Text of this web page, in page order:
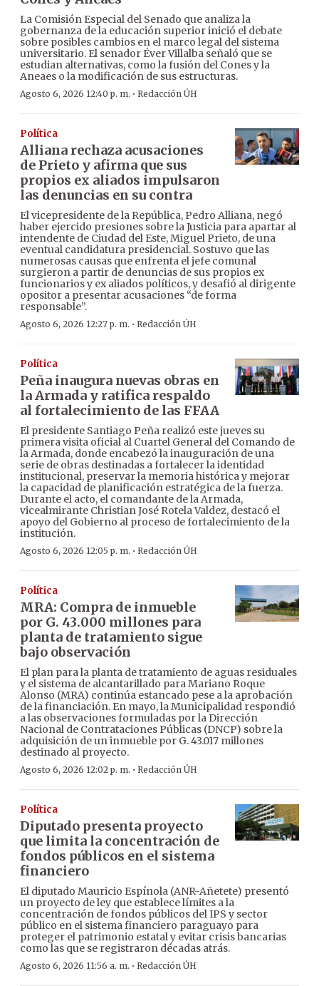
La Comisión Especial del Senado que analiza la
gobernanza de la educación superior inició el debate
sobre posibles cambios en el marco legal del sistema
universitario. El senador Éver Villalba señaló que se
estudian alternativas, como la fusión del Cones y la
Aneaes o la modificación de sus estructuras.
Agosto 6, 2026 12:40 p. m. · Redacción ÚH
Política
Alliana rechaza acusaciones
de Prieto y afirma que sus
propios ex aliados impulsaron
las denuncias en su contra
El vicepresidente de la República, Pedro Alliana, negó
haber ejercido presiones sobre la Justicia para apartar al
intendente de Ciudad del Este, Miguel Prieto, de una
eventual candidatura presidencial. Sostuvo que las
numerosas causas que enfrenta el jefe comunal
surgieron a partir de denuncias de sus propios ex
funcionarios y ex aliados políticos, y desafió al dirigente
opositor a presentar acusaciones “de forma
responsable”.
Agosto 6, 2026 12:27 p. m. · Redacción ÚH
Política
Peña inaugura nuevas obras en
la Armada y ratifica respaldo
al fortalecimiento de las FFAA
El presidente Santiago Peña realizó este jueves su
primera visita oficial al Cuartel General del Comando de
la Armada, donde encabezó la inauguración de una
serie de obras destinadas a fortalecer la identidad
institucional, preservar la memoria histórica y mejorar
la capacidad de planificación estratégica de la fuerza.
Durante el acto, el comandante de la Armada,
vicealmirante Christian José Rotela Valdez, destacó el
apoyo del Gobierno al proceso de fortalecimiento de la
institución.
Agosto 6, 2026 12:05 p. m. · Redacción ÚH
Política
MRA: Compra de inmueble
por G. 43.000 millones para
planta de tratamiento sigue
bajo observación
El plan para la planta de tratamiento de aguas residuales
y el sistema de alcantarillado para Mariano Roque
Alonso (MRA) continúa estancado pese a la aprobación
de la financiación. En mayo, la Municipalidad respondió
a las observaciones formuladas por la Dirección
Nacional de Contrataciones Públicas (DNCP) sobre la
adquisición de un inmueble por G. 43.017 millones
destinado al proyecto.
Agosto 6, 2026 12:02 p. m. · Redacción ÚH
Política
Diputado presenta proyecto
que limita la concentración de
fondos públicos en el sistema
financiero
El diputado Mauricio Espínola (ANR-Añetete) presentó
un proyecto de ley que establece límites a la
concentración de fondos públicos del IPS y sector
público en el sistema financiero paraguayo para
proteger el patrimonio estatal y evitar crisis bancarias
como las que se registraron décadas atrás.
Agosto 6, 2026 11:56 a. m. · Redacción ÚH